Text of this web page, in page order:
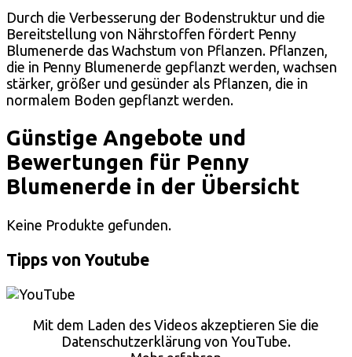
Durch die Verbesserung der Bodenstruktur und die
Bereitstellung von Nährstoffen fördert Penny
Blumenerde das Wachstum von Pflanzen. Pflanzen,
die in Penny Blumenerde gepflanzt werden, wachsen
stärker, größer und gesünder als Pflanzen, die in
normalem Boden gepflanzt werden.
Günstige Angebote und
Bewertungen für Penny
Blumenerde in der Übersicht
Keine Produkte gefunden.
Tipps von Youtube
Mit dem Laden des Videos akzeptieren Sie die
Datenschutzerklärung von YouTube.